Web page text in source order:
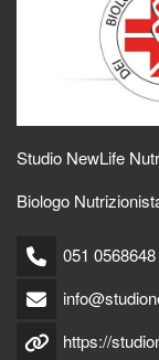
Studio NewLife
Biologo
051
https://